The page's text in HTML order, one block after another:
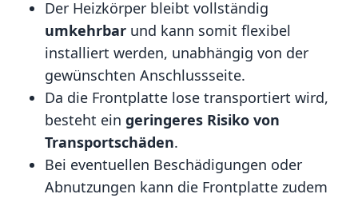
Der Heizkörper bleibt vollständig
umkehrbar und kann somit flexibel
installiert werden, unabhängig von der
gewünschten Anschlussseite.
Da die Frontplatte lose transportiert wird,
besteht ein geringeres Risiko von
Transportschäden.
Bei eventuellen Beschädigungen oder
Abnutzungen kann die Frontplatte zudem